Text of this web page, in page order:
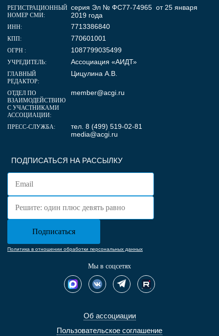
Об ассоциации
Пользовательское соглашение
ПОДПИСАТЬСЯ НА РАССЫЛКУ
Политика в отношении обработки персональных данных
Мы в соцсетях
РЕГИСТРАЦИОННЫЙ
НОМЕР СМИ:
серия Эл № ФС77-74965 от 25 января
2019 года
ИНН: 7713386840
КПП: 770601001
ОГРН : 1087799035499
УЧРЕДИТЕЛЬ: Ассоциация «АИДТ»
ГЛАВНЫЙ
РЕДАКТОР:
Цицулина А.В.
ОТДЕЛ ПО
ВЗАИМОДЕЙСТВИЮ
С УЧАСТНИКАМИ
АССОЦИАЦИИ:
member@acgi.ru
ПРЕСС-СЛУЖБА:
тел. 8 (499) 519-02-81
media@acgi.ru